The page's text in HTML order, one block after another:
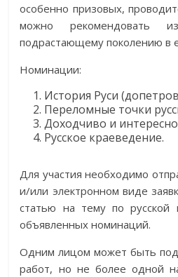
особенно призовых,
можно рекомендовать
подрастающему поколению в
Номинации:
История Руси
Переломные точки
Доходчиво и
Русское краеведение.
Для участия необходимо
и/или электронном виде
статью на тему по
объявленных номинаций.
Одним лицом может быть
работ, но не более одной